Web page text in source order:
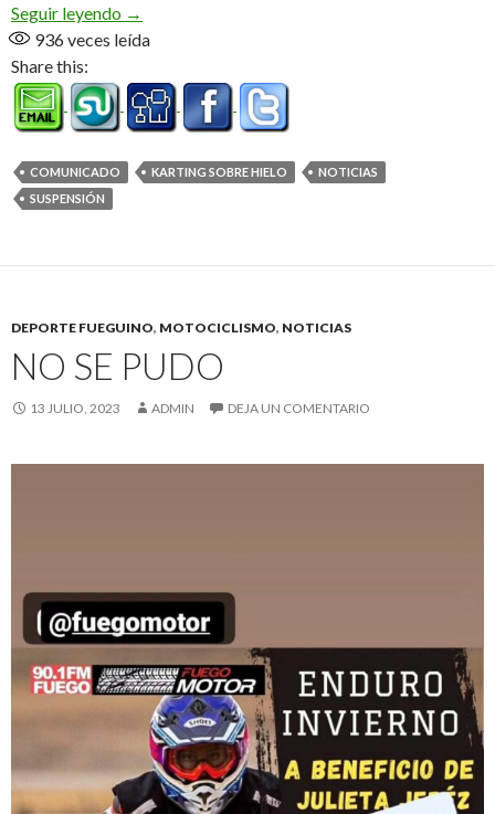
Seguir leyendo Actividad Suspendida
→
936veces leída
Share this:
COMUNICADO KARTING SOBRE HIELO
NOTICIAS
SUSPENSIÓN
DEPORTE FUEGUINO, MOTOCICLISMO, NOTICIAS
NO SE PUDO
13 JULIO, 2023 ADMIN DEJA UN COMENTARIO